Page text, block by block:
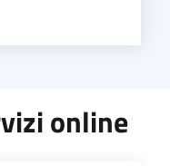
online